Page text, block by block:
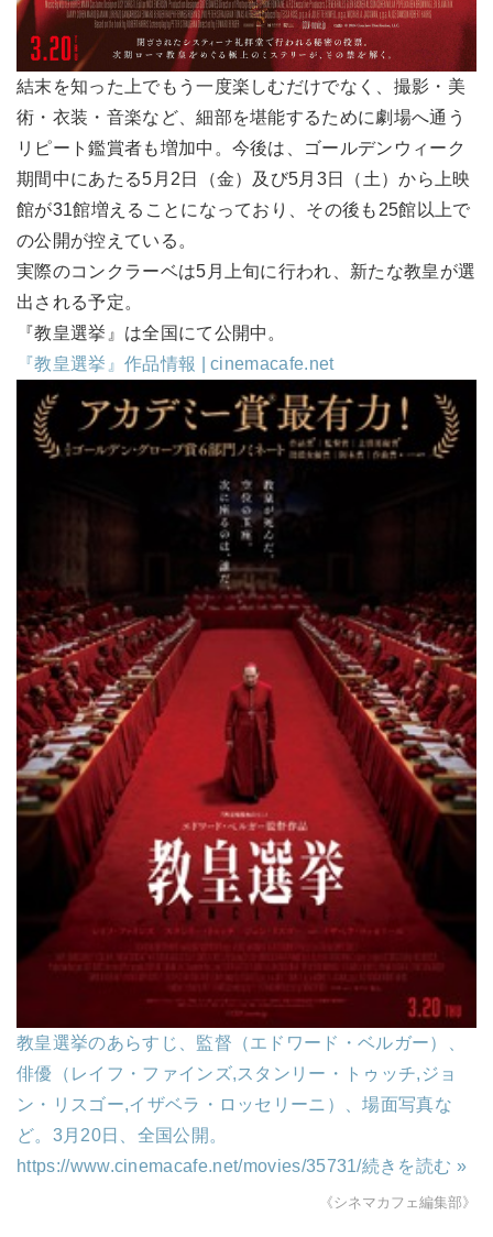
結末を知った上でもう一度楽しむだけでなく、撮影・美
術・衣装・音楽など、細部を堪能するために劇場へ通う
リピート鑑賞者も増加中。今後は、ゴールデンウィーク
期間中にあたる5月2日（金）及び5月3日（土）から上映
館が31館増えることになっており、その後も25館以上で
の公開が控えている。
実際のコンクラーベは5月上旬に行われ、新たな教皇が選
出される予定。
『教皇選挙』は全国にて公開中。
『教皇選挙』作品情報 | cinemacafe.net
教皇選挙のあらすじ、監督（エドワード・ベルガー）、
俳優（レイフ・ファインズ,スタンリー・トゥッチ,ジョ
ン・リスゴー,イザベラ・ロッセリーニ）、場面写真な
ど。3月20日、全国公開。
https://www.cinemacafe.net/movies/35731/続きを読む »
《シネマカフェ編集部》